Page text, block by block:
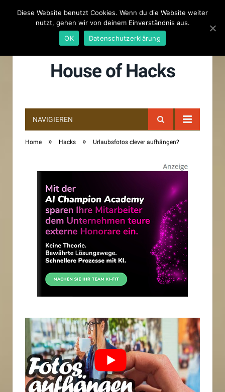
CRAFTED:
House of Hacks
NAVIGIEREN
Home » Hacks » Urlaubsfotos clever aufhängen?
Diese Website benutzt Cookies. Wenn du die Website weiter
nutzt, gehen wir von deinem Einverständnis aus.
OK
Datenschutzerklärung